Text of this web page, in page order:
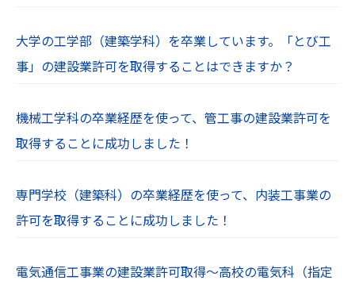
大学の工学部（建築学科）を卒業しています。「とび工
事」の建設業許可を取得することはできますか？
機械工学科の卒業経歴を使って、管工事の建設業許可を
取得することに成功しました！
専門学校（建築科）の卒業経歴を使って、内装工事業の
許可を取得することに成功しました！
電気通信工事業の建設業許可取得～高校の電気科（指定